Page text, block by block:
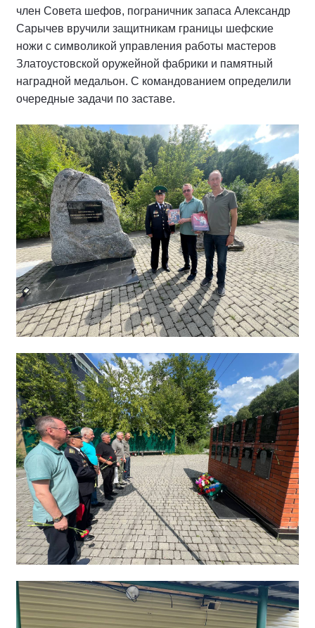
член Совета шефов, пограничник запаса Александр
Сарычев вручили защитникам границы шефские
ножи с символикой управления работы мастеров
Златоустовской оружейной фабрики и памятный
наградной медальон. С командованием определили
очередные задачи по заставе.